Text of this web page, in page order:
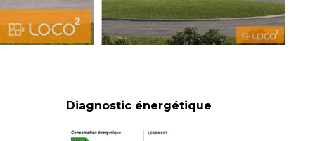
Diagnostic énergétique